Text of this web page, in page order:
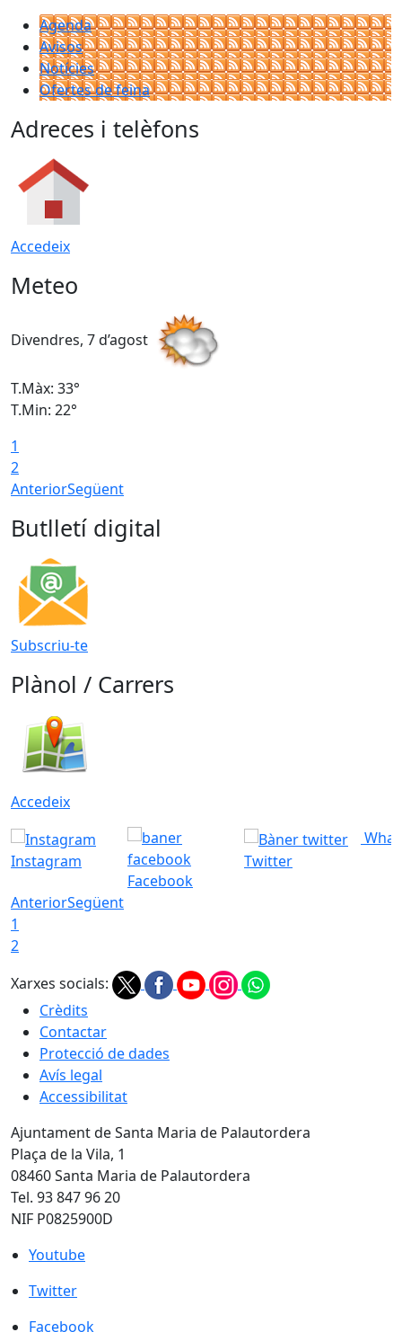
Agenda
Avisos
Notícies
Ofertes de feina
Adreces i telèfons
Accedeix
Meteo
Divendres, 7 d’agost
T.Màx: 33°
T.Min: 22°
1
2
AnteriorSegüent
Butlletí digital
Subscriu-te
Plànol / Carrers
Accedeix
Instagram
Facebook
Twitter
AnteriorSegüent
1
2
Xarxes socials:
Crèdits
Contactar
Protecció de dades
Avís legal
Accessibilitat
Ajuntament de Santa Maria de Palautordera
Plaça de la Vila, 1
08460 Santa Maria de Palautordera
Tel. 93 847 96 20
NIF P0825900D
Youtube
Youtube
Twitter
Twitter
Facebook
Facebook